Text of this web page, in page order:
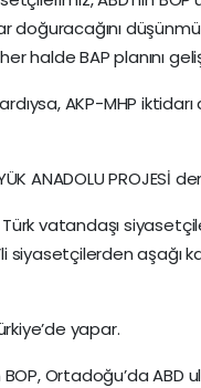
doğuracağını
halde BAP planını
AKP-MHP iktidarı
ANADOLU PROJESİ
vatandaşı
siyasetçilerden aşağı
yapar.
Ortadoğu’da ABD